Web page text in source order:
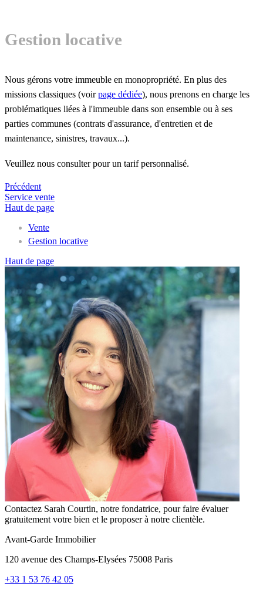
Gestion locative
Nous gérons votre immeuble en monopropriété. En plus des
missions classiques (voirpage dédiée), nous prenons en charge les
problématiques liées à l'immeuble dans son ensemble ou à ses
parties communes (contrats d'assurance, d'entretien et de
maintenance, sinistres, travaux...).
Veuillez nous consulter pour un tarif personnalisé.
Précédent
Service vente
Haut de page
Vente
Gestion locative
Haut de page
Contactez Sarah Courtin, notre fondatrice, pour faire évaluer
gratuitement votre bien et le proposer à notre clientèle.
Avant-Garde Immobilier
120 avenue des Champs-Elysées 75008 Paris
+33 1 53 76 42 05